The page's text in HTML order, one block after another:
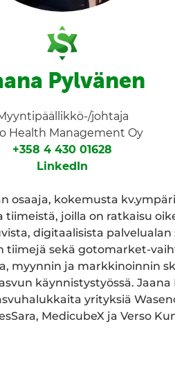
Pylvänen
johtaja
Health Management Oy
+358 4 430 01628
LinkedIn
osaaja, kokemusta
joilla on ratkaisu
digitaalisista
tiimejä sekä gotomarket-
myynnin ja markkinoinnin
käynnistystyössä.
yrityksiä
MedicubeX ja Verso